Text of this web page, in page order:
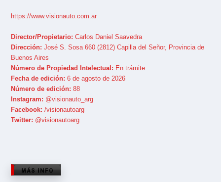
https://www.visionauto.com.ar
Director/Propietario: Carlos Daniel Saavedra
Dirección: José S. Sosa 660 (2812) Capilla del Señor, Provincia de
Buenos Aires
Número de Propiedad Intelectual: En trámite
Fecha de edición: 6 de agosto de 2026
Número de edición: 88
Instagram: @visionauto_arg
Facebook: /visionautoarg
Twitter: @visionautoarg
MÁS INFO